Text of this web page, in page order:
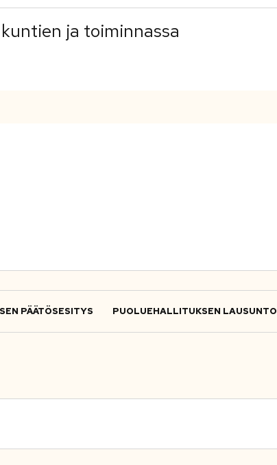
ja toiminnassa
PÄÄTÖSESITYS PUOLUEHALLITUKSEN LAUSUNTO